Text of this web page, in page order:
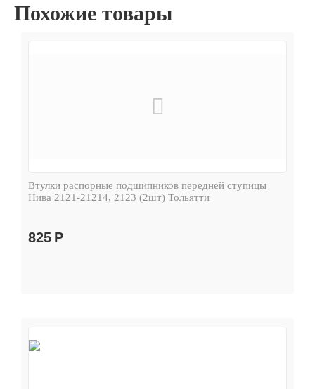
Похожие товары
Втулки распорные подшипников передней ступицы
Нива 2121-21214, 2123 (2шт) Тольятти
825 Р